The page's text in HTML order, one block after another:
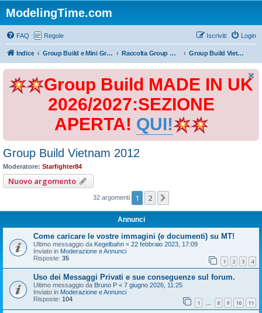
ModelingTime.com
FAQ Regole Login
Iscriviti
Indice Group Build e Mini Group Build Raccolta Group Build Group Build Vietnam 2012
Group Build MADE IN UK
2026/2027:SEZIONE
APERTA! QUI!
Group Build Vietnam 2012
Moderatore: Starfighter84
Nuovo argomento
32 argomenti 1 2
Annunci
Come caricare le vostre immagini (e documenti) su MT!
Ultimo messaggio da Kegelbahn « 22 febbraio 2023, 17:09
Inviato in Moderazione e Annunci
Risposte: 35 1 2 3 4
Uso dei Messaggi Privati e sue conseguenze sul forum.
Ultimo messaggio da Bruno P « 7 giugno 2026, 11:25
Inviato in Moderazione e Annunci
Risposte: 104 1 … 8 9 10 11